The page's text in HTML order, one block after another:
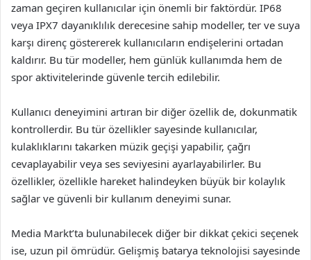
zaman geçiren kullanıcılar için önemli bir faktördür. IP68
veya IPX7 dayanıklılık derecesine sahip modeller, ter ve suya
karşı direnç göstererek kullanıcıların endişelerini ortadan
kaldırır. Bu tür modeller, hem günlük kullanımda hem de
spor aktivitelerinde güvenle tercih edilebilir.
Kullanıcı deneyimini artıran bir diğer özellik de, dokunmatik
kontrollerdir. Bu tür özellikler sayesinde kullanıcılar,
kulaklıklarını takarken müzik geçişi yapabilir, çağrı
cevaplayabilir veya ses seviyesini ayarlayabilirler. Bu
özellikler, özellikle hareket halindeyken büyük bir kolaylık
sağlar ve güvenli bir kullanım deneyimi sunar.
Media Markt’ta bulunabilecek diğer bir dikkat çekici seçenek
ise, uzun pil ömrüdür. Gelişmiş batarya teknolojisi sayesinde